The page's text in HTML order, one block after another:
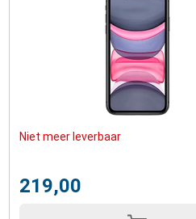
Niet meer leverbaar
219,00